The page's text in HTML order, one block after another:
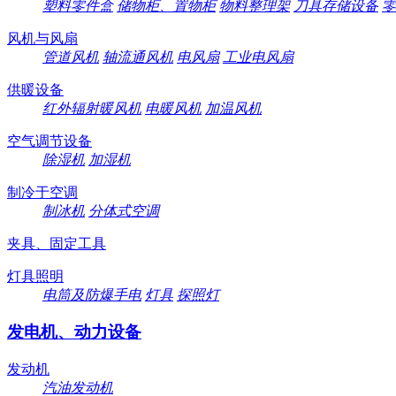
塑料零件盒 储物柜、置物柜 物料整理架 刀具存储设备
风机与风扇
管道风机 轴流通风机 电风扇 工业电风扇
供暖设备
红外辐射暖风机 电暖风机 加温风机
空气调节设备
除湿机 加湿机
制冷于空调
制冰机 分体式空调
夹具、固定工具
灯具照明
电筒及防爆手电 灯具 探照灯
发电机、动力设备
发动机
汽油发动机